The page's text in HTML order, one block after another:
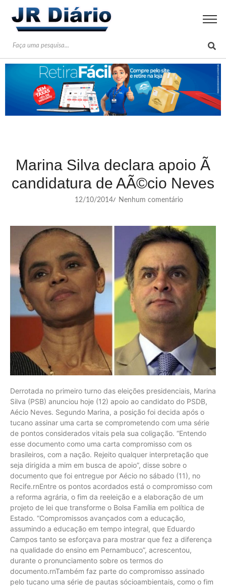
Marina Silva declara apoio Ã
candidatura de AÃ©cio Neves
12/10/2014/ Nenhum comentário
Derrotada no primeiro turno das eleições presidenciais, Marina
Silva (PSB) anunciou hoje (12) apoio ao candidato do PSDB,
Aécio Neves. Segundo Marina, a posição foi decida após o
tucano assinar uma carta se comprometendo com uma série
de pontos considerados vitais pela sua coligação. “Entendo
esse documento como uma carta compromisso com os
brasileiros, com a nação. Rejeito qualquer interpretação que
seja dirigida a mim em busca de apoio”, disse sobre o
documento que foi entregue por Aécio no sábado (11), no
Recife.rnEntre os pontos acordados está o compromisso com
a reforma agrária, o fim da reeleição e a elaboração de um
projeto de lei que transforme o Bolsa Família em política de
Estado. “Compromissos avançados com a educação,
assumindo a educação em tempo integral, que Eduardo
Campos tanto se esforçava para mostrar que fez a diferença
na qualidade do ensino em Pernambuco”, acrescentou,
durante o pronunciamento sobre os termos do
documento.rnTambém faz parte do compromisso assinado
pelo tucano uma série de pautas sócioambientais, como o fim